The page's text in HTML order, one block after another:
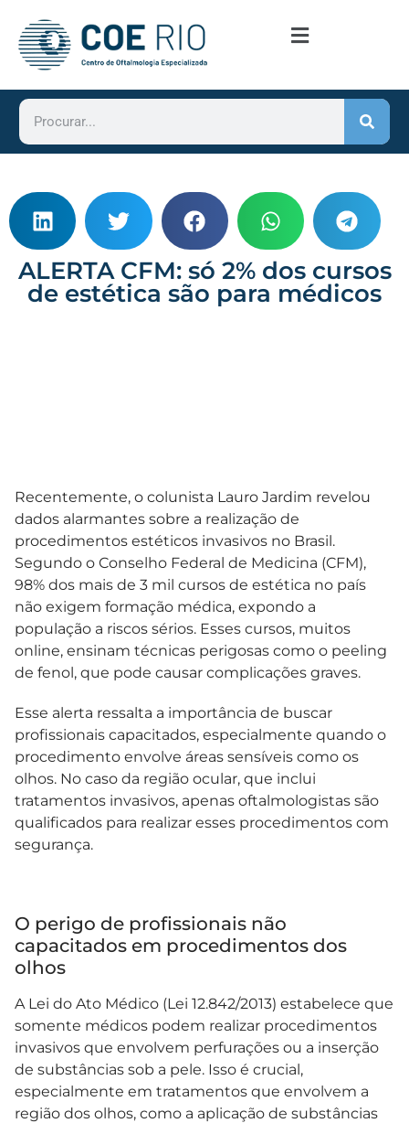
ALERTA CFM: só 2% dos cursos
de estética são para médicos
Recentemente, o colunista Lauro Jardim revelou
dados alarmantes sobre a realização de
procedimentos estéticos invasivos no Brasil.
Segundo o Conselho Federal de Medicina (CFM),
98% dos mais de 3 mil cursos de estética no país
não exigem formação médica, expondo a
população a riscos sérios. Esses cursos, muitos
online, ensinam técnicas perigosas como o peeling
de fenol, que pode causar complicações graves.
Esse alerta ressalta a importância de buscar
profissionais capacitados, especialmente quando o
procedimento envolve áreas sensíveis como os
olhos. No caso da região ocular, que inclui
tratamentos invasivos, apenas oftalmologistas são
qualificados para realizar esses procedimentos com
segurança.
O perigo de profissionais não
capacitados em procedimentos dos
olhos
A Lei do Ato Médico (Lei 12.842/2013) estabelece que
somente médicos podem realizar procedimentos
invasivos que envolvem perfurações ou a inserção
de substâncias sob a pele. Isso é crucial,
especialmente em tratamentos que envolvem a
região dos olhos, como a aplicação de substâncias